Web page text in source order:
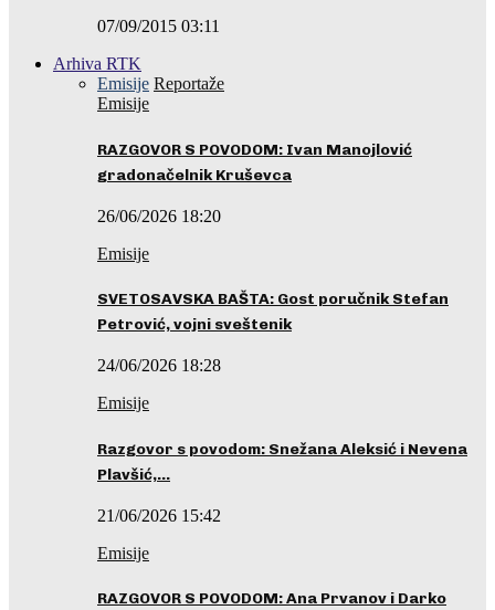
07/09/2015 03:11
Arhiva RTK
Emisije Reportaže
Emisije
RAZGOVOR S POVODOM: Ivan Manojlović
gradonačelnik Kruševca
26/06/2026 18:20
Emisije
SVETOSAVSKA BAŠTA: Gost poručnik Stefan
Petrović, vojni sveštenik
24/06/2026 18:28
Emisije
Razgovor s povodom: Snežana Aleksić i Nevena
Plavšić,…
21/06/2026 15:42
Emisije
RAZGOVOR S POVODOM: Ana Prvanov i Darko